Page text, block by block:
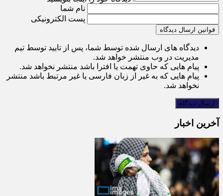
نام شما
پست الکترونیکی
قوانین ارسال دیدگاه
دیدگاه های ارسال شده توسط شما، پس از تایید توسط تیم
مدیریت در وب منتشر خواهد شد.
پیام هایی که حاوی تهمت یا افترا باشد منتشر نخواهد شد.
پیام هایی که به غیر از زبان فارسی یا غیر مرتبط باشد منتشر
نخواهد شد.
آخرین اخبار